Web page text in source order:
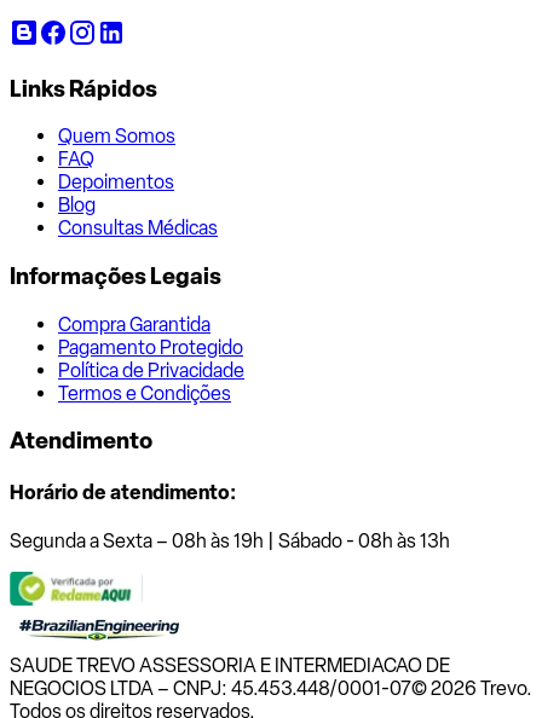
Links Rápidos
Quem Somos
FAQ
Depoimentos
Blog
Consultas Médicas
Informações Legais
Compra Garantida
Pagamento Protegido
Política de Privacidade
Termos e Condições
Atendimento
Horário de atendimento:
Segunda a Sexta – 08h às 19h | Sábado - 08h às 13h
SAUDE TREVO ASSESSORIA E INTERMEDIACAO DE
NEGOCIOS LTDA – CNPJ: 45.453.448/0001-07© 2026 Trevo.
Todos os direitos reservados.